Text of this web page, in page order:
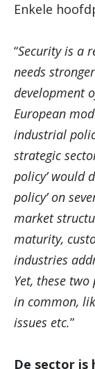
Enkele
“Security is a
needs
development
European
industrial
strategic
policy’ would
policy’ on
market
maturity,
industries
Yet, these
in common,
issues etc.”
De sector is